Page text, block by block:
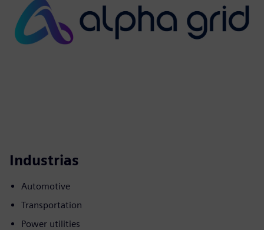
Industrias
Automotive
Transportation
Power utilities